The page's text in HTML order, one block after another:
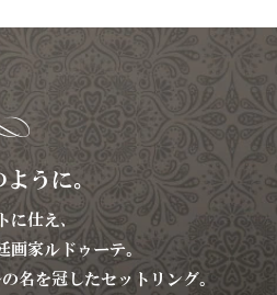
うに。
に仕え、
画家ルドゥーテ。
名を冠したセットリング。